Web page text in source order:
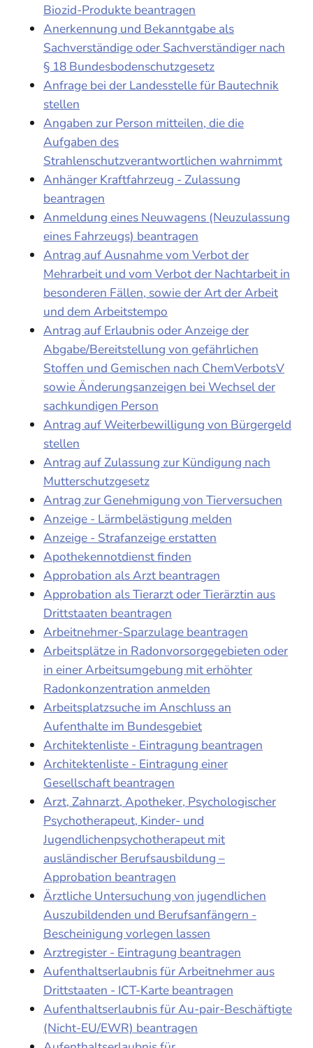
Biozid-Produkte beantragen
Anerkennung und Bekanntgabe als
Sachverständige oder Sachverständiger nach
§ 18 Bundesbodenschutzgesetz
Anfrage bei der Landesstelle für Bautechnik
stellen
Angaben zur Person mitteilen, die die
Aufgaben des
Strahlenschutzverantwortlichen wahrnimmt
Anhänger Kraftfahrzeug - Zulassung
beantragen
Anmeldung eines Neuwagens (Neuzulassung
eines Fahrzeugs) beantragen
Antrag auf Ausnahme vom Verbot der
Mehrarbeit und vom Verbot der Nachtarbeit in
besonderen Fällen, sowie der Art der Arbeit
und dem Arbeitstempo
Antrag auf Erlaubnis oder Anzeige der
Abgabe/Bereitstellung von gefährlichen
Stoffen und Gemischen nach ChemVerbotsV
sowie Änderungsanzeigen bei Wechsel der
sachkundigen Person
Antrag auf Weiterbewilligung von Bürgergeld
stellen
Antrag auf Zulassung zur Kündigung nach
Mutterschutzgesetz
Antrag zur Genehmigung von Tierversuchen
Anzeige - Lärmbelästigung melden
Anzeige - Strafanzeige erstatten
Apothekennotdienst finden
Approbation als Arzt beantragen
Approbation als Tierarzt oder Tierärztin aus
Drittstaaten beantragen
Arbeitnehmer-Sparzulage beantragen
Arbeitsplätze in Radonvorsorgegebieten oder
in einer Arbeitsumgebung mit erhöhter
Radonkonzentration anmelden
Arbeitsplatzsuche im Anschluss an
Aufenthalte im Bundesgebiet
Architektenliste - Eintragung beantragen
Architektenliste - Eintragung einer
Gesellschaft beantragen
Arzt, Zahnarzt, Apotheker, Psychologischer
Psychotherapeut, Kinder- und
Jugendlichenpsychotherapeut mit
ausländischer Berufsausbildung –
Approbation beantragen
Ärztliche Untersuchung von jugendlichen
Auszubildenden und Berufsanfängern -
Bescheinigung vorlegen lassen
Arztregister - Eintragung beantragen
Aufenthaltserlaubnis für Arbeitnehmer aus
Drittstaaten - ICT-Karte beantragen
Aufenthaltserlaubnis für Au-pair-Beschäftigte
(Nicht-EU/EWR) beantragen